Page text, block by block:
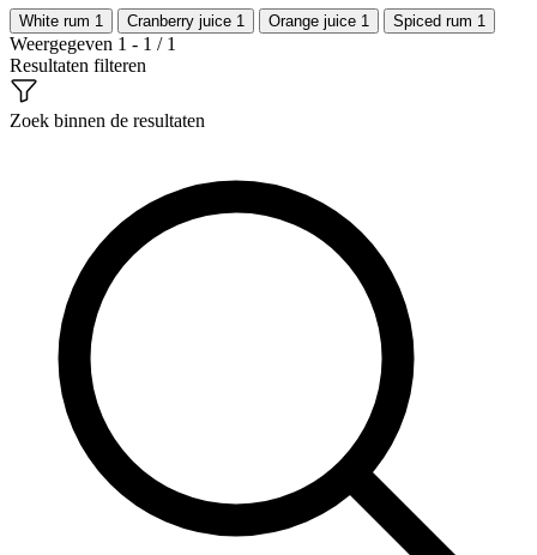
White rum 1 Cranberry juice 1 Orange juice 1 Spiced rum 1
Weergegeven 1 - 1 / 1
Resultaten filteren
Zoek binnen de resultaten